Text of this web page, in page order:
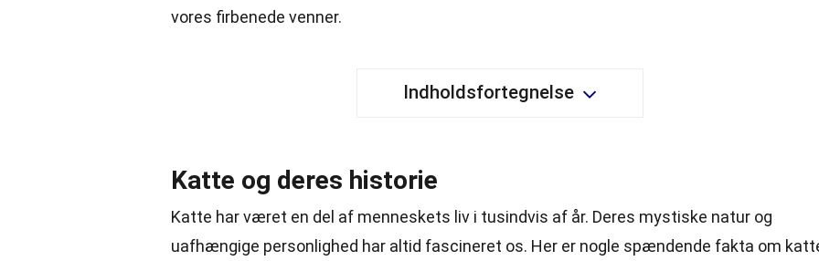
vores firbenede venner.
Indholdsfortegnelse
Katte og deres historie
Katte har været en del af menneskets liv i tusindvis af år. Deres mystiske natur og
uafhængige personlighed har altid fascineret os. Her er nogle spændende fakta om